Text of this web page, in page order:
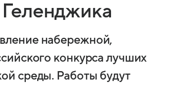
набережной,
конкурса лучших
среды. Работы будут